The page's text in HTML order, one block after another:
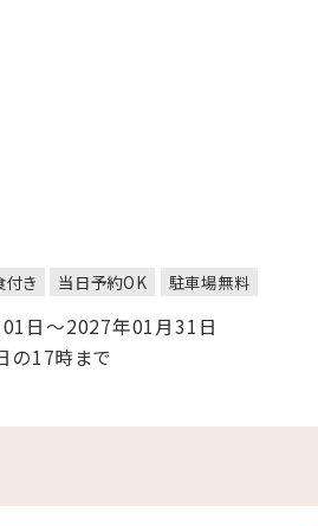
付き 当日予約OK 駐車場無料
日～2027年01月31日
の17時まで